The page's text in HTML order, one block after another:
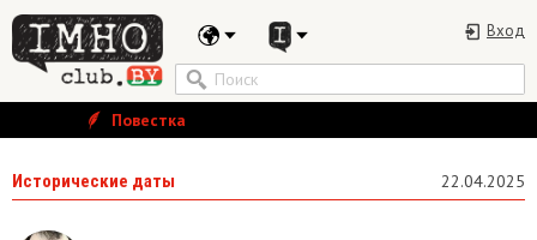
Вход
Повестка
Исторические даты 22.04.2025